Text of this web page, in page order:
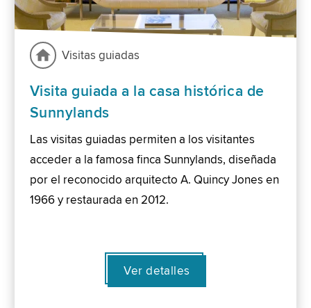
Visitas guiadas
Visita guiada a la casa histórica de
Sunnylands
Las visitas guiadas permiten a los visitantes
acceder a la famosa finca Sunnylands, diseñada
por el reconocido arquitecto A. Quincy Jones en
1966 y restaurada en 2012.
Ver detalles